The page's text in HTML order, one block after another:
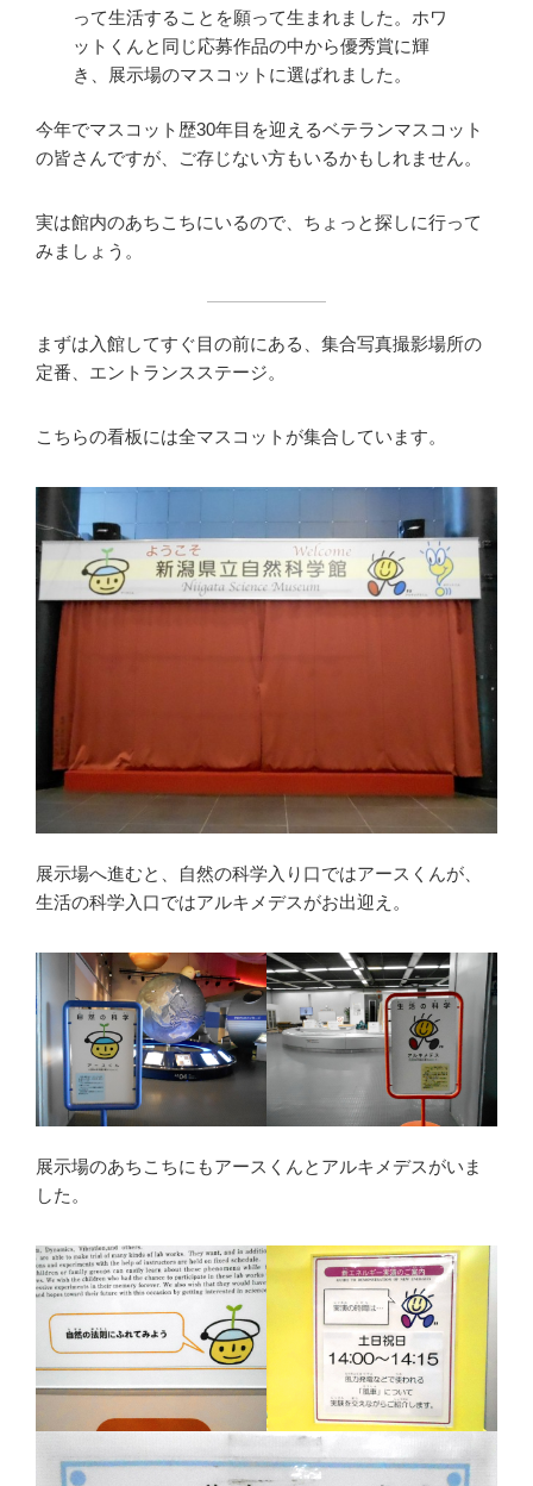
って生活することを願って生まれました。ホワ
ットくんと同じ応募作品の中から優秀賞に輝
き、展示場のマスコットに選ばれました。
今年でマスコット歴30年目を迎えるベテランマスコット
の皆さんですが、ご存じない方もいるかもしれません。
実は館内のあちこちにいるので、ちょっと探しに行って
みましょう。
まずは入館してすぐ目の前にある、集合写真撮影場所の
定番、エントランスステージ。
こちらの看板には全マスコットが集合しています。
展示場へ進むと、自然の科学入り口ではアースくんが、
生活の科学入口ではアルキメデスがお出迎え。
展示場のあちこちにもアースくんとアルキメデスがいま
した。